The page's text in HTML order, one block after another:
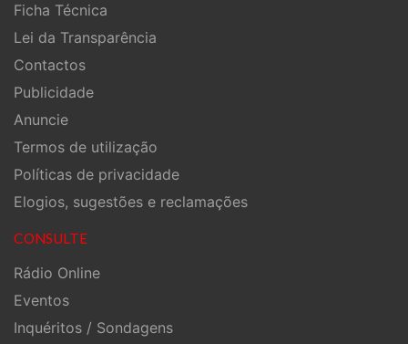
Ficha Técnica
Lei da Transparência
Contactos
Publicidade
Anuncie
Termos de utilização
Políticas de privacidade
Elogios, sugestões e reclamações
CONSULTE
Rádio Online
Eventos
Inquéritos / Sondagens